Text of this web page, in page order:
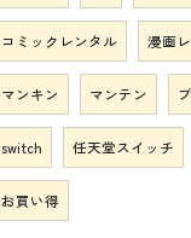
コミックレンタル 漫画
マンキン マンテン
switch 任天堂スイッチ
お買い得